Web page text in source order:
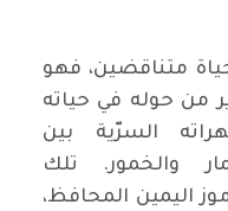
متناقضين، فهو
من حوله في حياته
السرّية بين
والخمور. تلك
اليمين المحافظ،